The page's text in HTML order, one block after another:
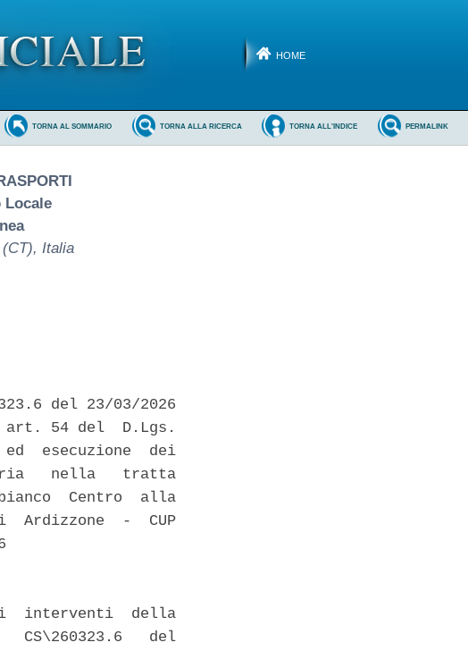
HOME
PERMALINK
TORNA ALL'INDICE
TORNA ALLA RICERCA
TORNA AL SOMMARIO
Locale
Italia
del 23/03/2026
art. 54 del  D.Lgs.
esecuzione  dei
nella   tratta
Centro  alla
Ardizzone  -  CUP
interventi  della
CS\260323.6   del